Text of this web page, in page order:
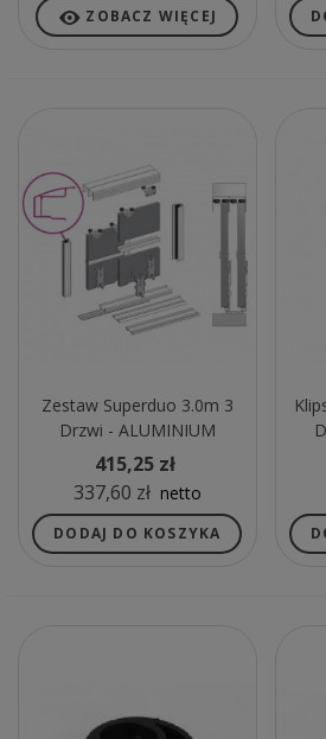
ZOBACZ WIĘCEJ
Zestaw Superduo 3.0m 3
Drzwi - ALUMINIUM
415,25 zł
337,60 zł netto
DODAJ DO KOSZYKA